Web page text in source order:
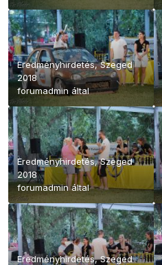
Eredményhirdetés, Szeged
2018
forumadmin által
Eredményhirdetés, Szeged
2018
forumadmináltal
Eredményhirdetés, Szeged